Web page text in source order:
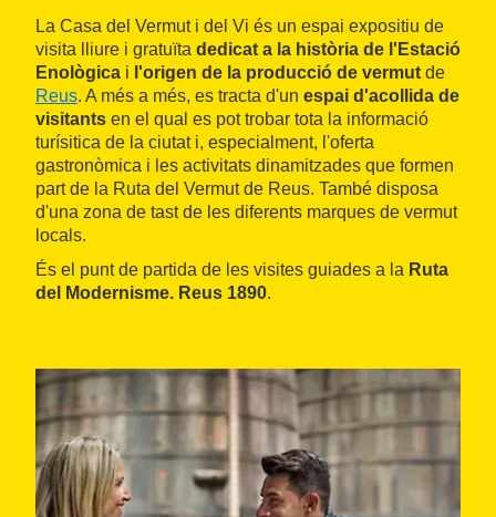
La Casa del Vermut i del Vi és un espai expositiu de
visita lliure i gratuïta dedicat a la història de l'Estació
Enològica i l'origen de la producció de vermut de
Reus. A més a més, es tracta d'un espai d'acollida de
visitants en el qual es pot trobar tota la informació
turísitica de la ciutat i, especialment, l'oferta
gastronòmica i les activitats dinamitzades que formen
part de la Ruta del Vermut de Reus. També disposa
d'una zona de tast de les diferents marques de vermut
locals.
És el punt de partida de les visites guiades a la Ruta
del Modernisme. Reus 1890.